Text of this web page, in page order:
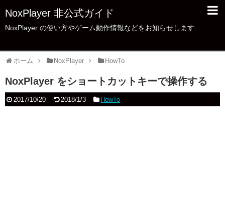
NoxPlayer 非公式ガイド
NoxPlayer の使い方やゲーム動作情報などをお知らせします
ホーム NoxPlayer HowTo
NoxPlayer をショートカットキーで操作する
2017/10/20 2018/1/3 HowTo